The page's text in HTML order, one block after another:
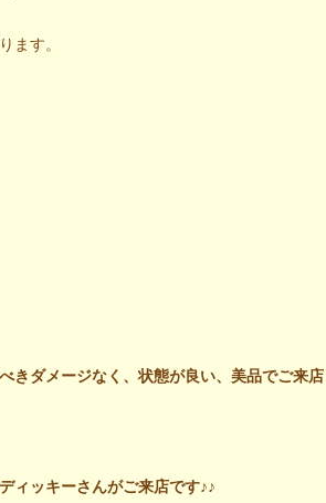
ます。
ダメージなく、状態が良い、美品でご来
ィッキーさんがご来店です♪♪